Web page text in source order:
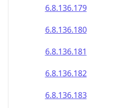
6.8.136.179
6.8.136.180
6.8.136.181
6.8.136.182
6.8.136.183